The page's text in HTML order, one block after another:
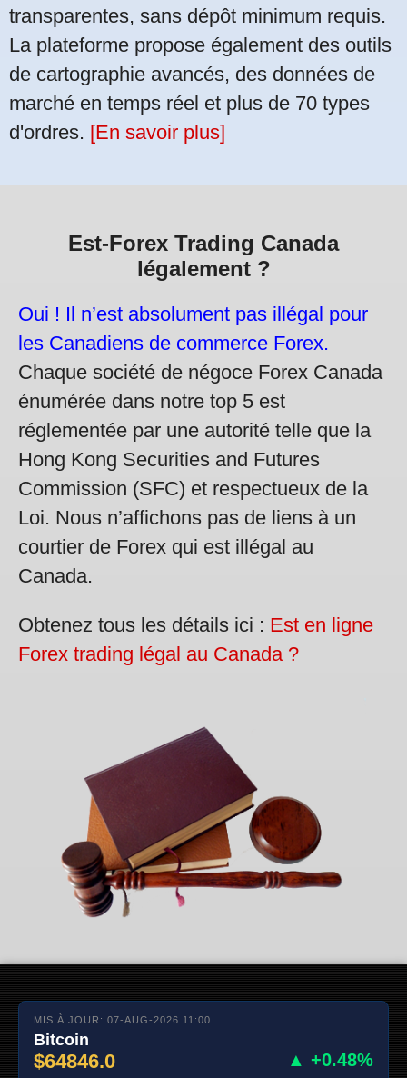
transparentes, sans dépôt minimum requis.
La plateforme propose également des outils
de cartographie avancés, des données de
marché en temps réel et plus de 70 types
d'ordres. [En savoir plus]
Est-Forex Trading Canada
légalement ?
Oui ! Il n’est absolument pas illégal pour
les Canadiens de commerce Forex.
Chaque société de négoce Forex Canada
énumérée dans notre top 5 est
réglementée par une autorité telle que la
Hong Kong Securities and Futures
Commission (SFC) et respectueux de la
Loi. Nous n’affichons pas de liens à un
courtier de Forex qui est illégal au
Canada.
Obtenez tous les détails ici : Est en ligne
Forex trading légal au Canada ?
MIS À JOUR: 07-AUG-2026 11:00
Bitcoin
$64846.0 ▲ +0.48%